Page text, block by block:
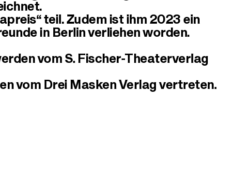
teil. Zudem ist ihm 2023 ein
in Berlin verliehen worden.
vom S. Fischer-Theaterverlag
vom Drei Masken Verlag vertreten.